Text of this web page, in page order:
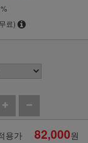
료)
용가 82,000원